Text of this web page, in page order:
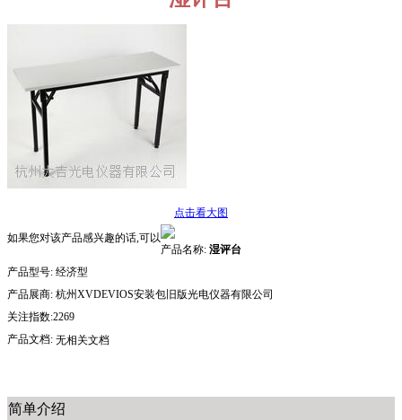
点击看大图
如果您对该产品感兴趣的话,可以
产品名称: 湿评台
产品型号: 经济型
产品展商: 杭州XVDEVIOS安装包旧版光电仪器有限公司
关注指数:2269
产品文档: 无相关文档
简单介绍